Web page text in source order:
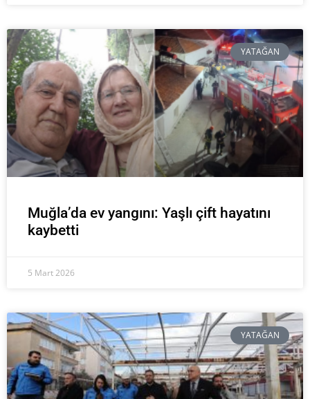
YATAĞAN
Muğla’da ev yangını: Yaşlı çift hayatını
kaybetti
5 Mart 2026
YATAĞAN